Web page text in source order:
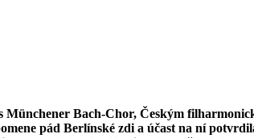
Bach-Chor, Českým
pád Berlínské zdi a účast na ní